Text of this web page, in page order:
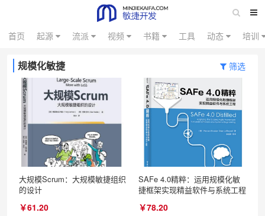
首页 起源 流派 视频 书籍 工具 动态 培训
规模化敏捷 筛选
大规模Scrum：大规模敏捷组织
的设计
￥61.20
SAFe 4.0精粹：运用规模化敏
捷框架实现精益软件与系统工程
￥78.20